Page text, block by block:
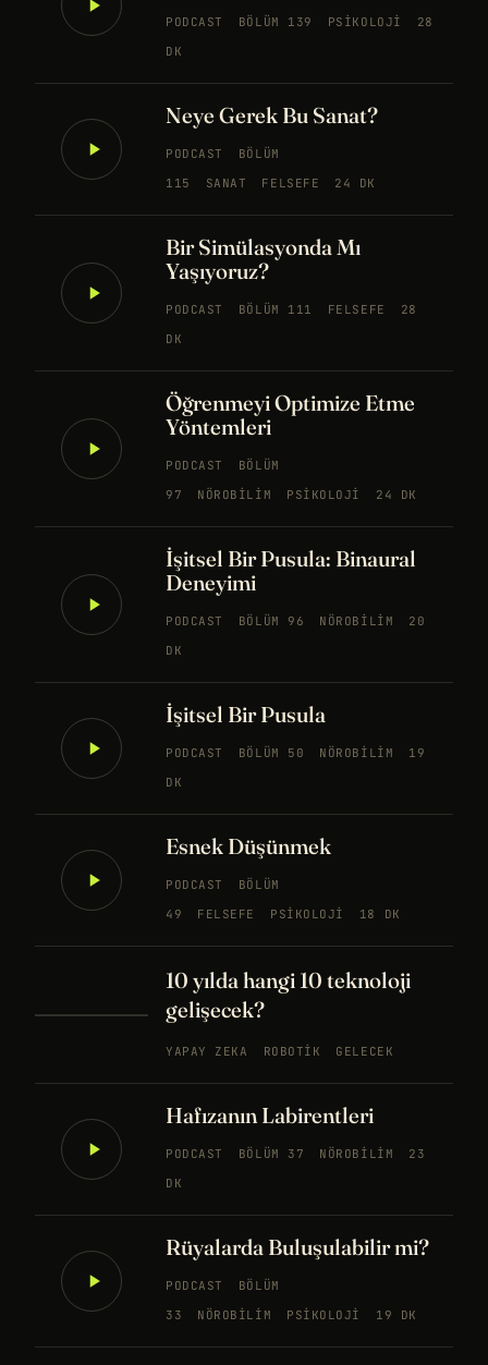
PODCAST BÖLÜM 139 PSIKOLOJI
28
DK
Neye Gerek Bu Sanat?
PODCAST
BÖLÜM
115
SANAT FELSEFE 24 DK
Bir Simülasyonda Mı
Yaşıyoruz?
PODCAST BÖLÜM 111 FELSEFE
28
DK
Öğrenmeyi Optimize Etme
Yöntemleri
PODCAST
BÖLÜM
97
NÖROBILIM PSIKOLOJI 24 DK
İşitsel Bir Pusula: Binaural
Deneyimi
PODCAST BÖLÜM 96 NÖROBILIM
20
DK
İşitsel Bir Pusula
PODCAST BÖLÜM 50 NÖROBILIM
19
DK
Esnek Düşünmek
PODCAST
BÖLÜM
49
FELSEFE PSIKOLOJI 18 DK
10 yılda hangi 10 teknoloji
gelişecek?
YAPAY ZEKA ROBOTIK GELECEK
Hafızanın Labirentleri
PODCAST BÖLÜM 37 NÖROBILIM
23
DK
Rüyalarda Buluşulabilir mi?
PODCAST
BÖLÜM
33
NÖROBILIM PSIKOLOJI 19 DK